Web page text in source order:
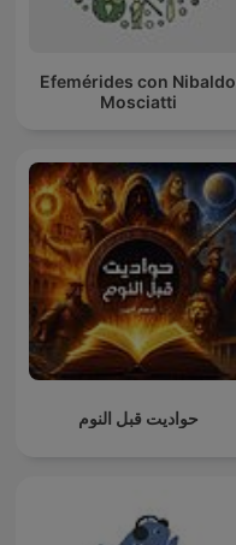
Efemérides con Nibaldo
Mosciatti
حواديت قبل النوم